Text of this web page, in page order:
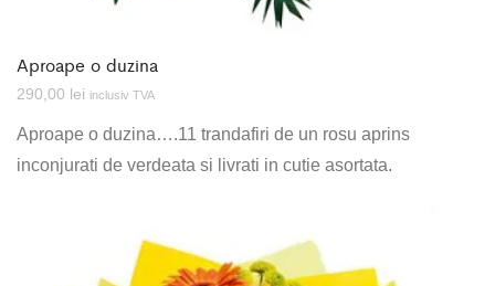
Aproape o duzina
290,00 lei inclusiv TVA
Aproape o duzina….11 trandafiri de un rosu aprins
inconjurati de verdeata si livrati in cutie asortata.